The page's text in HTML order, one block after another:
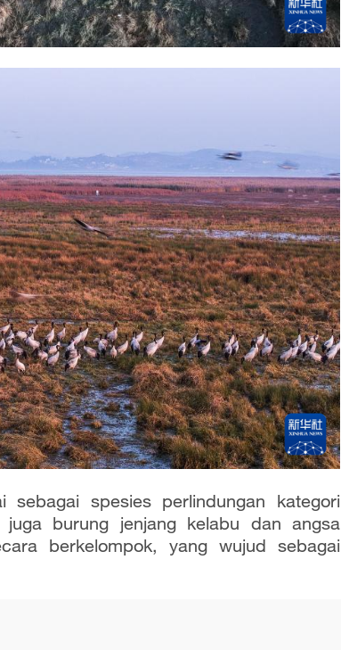
spesies perlindungan kategori
burung jenjang kelabu dan angsa
berkelompok, yang wujud sebagai